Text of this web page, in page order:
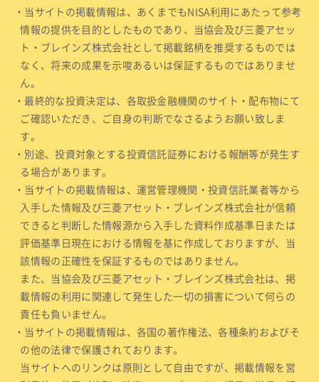
・当サイトの掲載情報は、あくまでもNISA利用にあたって参考
情報の提供を目的としたものであり、当協会及び三菱アセッ
ト・ブレインズ株式会社として掲載銘柄を推奨するものでは
なく、将来の成果を示唆あるいは保証するものではありませ
ん。
・最終的な投資決定は、各取扱金融機関のサイト・配布物にて
ご確認いただき、ご自身の判断でなさるようお願い致しま
す。
・別途、投資対象とする投資信託証券における報酬等が発生す
る場合があります。
・当サイトの掲載情報は、運営管理機関・投資信託業者等から
入手した情報及び三菱アセット・ブレインズ株式会社が信頼
できると判断した情報源から入手した資料作成基準日または
評価基準日現在における情報を基に作成しておりますが、当
該情報の正確性を保証するものではありません。
また、当協会及び三菱アセット・ブレインズ株式会社は、掲
載情報の利用に関連して発生した一切の損害について何らの
責任も負いません。
・当サイトの掲載情報は、各国の著作権法、各種条約およびそ
の他の法律で保護されております。
当サイトへのリンクは原則として自由ですが、掲載情報を営